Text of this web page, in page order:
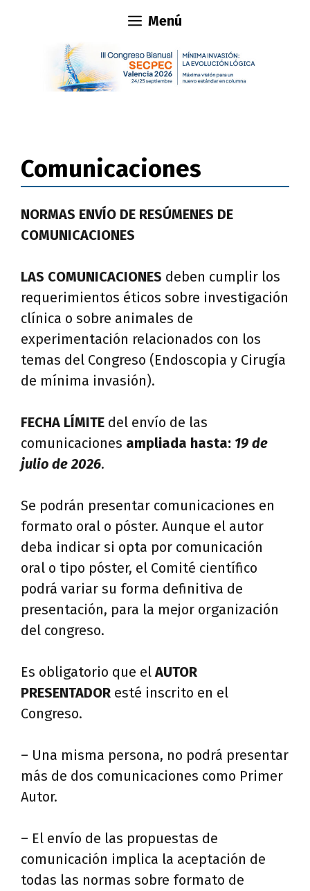
Menú
Comunicaciones
NORMAS ENVÍO DE RESÚMENES DE
COMUNICACIONES
LAS COMUNICACIONES deben cumplir los
requerimientos éticos sobre investigación
clínica o sobre animales de
experimentación relacionados con los
temas del Congreso (Endoscopia y Cirugía
de mínima invasión).
FECHA LÍMITE del envío de las
comunicaciones ampliada hasta: 19 de
julio de 2026.
Se podrán presentar comunicaciones en
formato oral o póster. Aunque el autor
deba indicar si opta por comunicación
oral o tipo póster, el Comité científico
podrá variar su forma definitiva de
presentación, para la mejor organización
del congreso.
Es obligatorio que elAUTOR
PRESENTADOR esté inscrito en el
Congreso.
– Una misma persona, no podrá presentar
más de dos comunicaciones como Primer
Autor.
– El envío de las propuestas de
comunicación implica la aceptación de
todas las normas sobre formato de